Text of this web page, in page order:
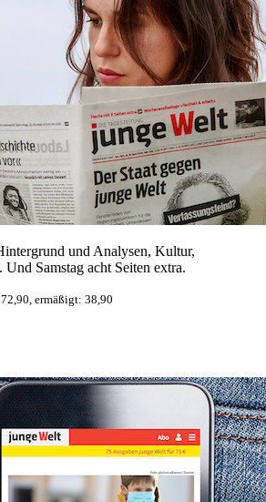
und Analysen, Kultur,
Samstag acht Seiten extra.
ermäßigt: 38,90